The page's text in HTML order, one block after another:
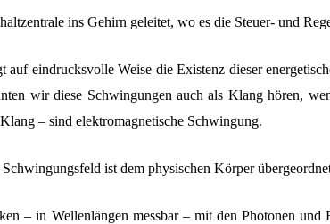
ins Gehirn geleitet, wo es die Steuer- und
auf eindrucksvolle Weise die Existenz dieser
wir diese Schwingungen auch als Klang hören,
– sind elektromagnetische Schwingung.
ist dem physischen Körper
– in Wellenlängen messbar – mit den Photonen